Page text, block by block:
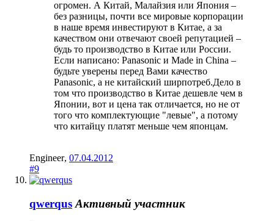
огромен. А Китай, Малайзия или Япония –
без разницы, почти все мировые корпорации
в наше время инвестируют в Китае, а за
качеством они отвечают своей репутацией –
будь то производство в Китае или России.
Если написано: Panasonic и Made in China –
будьте уверены перед Вами качество
Panasonic, а не китайский ширпотреб.Дело в
том что производство в Китае дешевле чем в
Японии, вот и цена так отличается, но не от
того что комплектующие "левые", а потому
что китайцу платят меньше чем японцам.
Engineer, 07.04.2012
#9
qwerqus Активный участник